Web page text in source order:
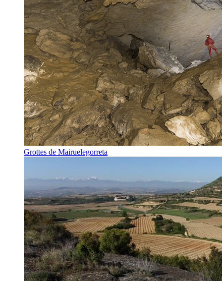
Grottes de Mairuelegorreta